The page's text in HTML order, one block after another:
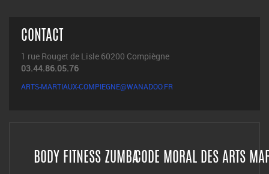
CONTACT
1 rue Rouget de Lisle 60200 Compiègne
03.44.86.05.76
ARTS-MARTIAUX-COMPIEGNE@WANADOO.FR
BODY FITNESS ZUMBACODE MORAL DES ARTS